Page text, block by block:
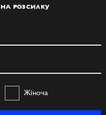
РОЗСИЛКУ
Жіноча